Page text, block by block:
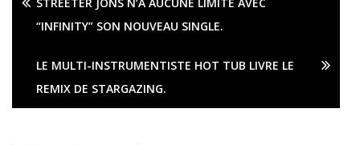
“INFINITY” SON NOUVEAU SINGLE.
LE MULTI-INSTRUMENTISTE HOT TUB LIVRE LE
REMIX DE STARGAZING.